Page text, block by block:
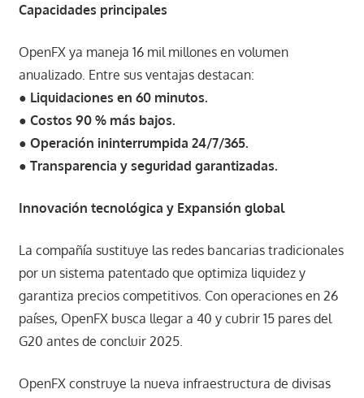
Capacidades principales
OpenFX ya maneja 16 mil millones en volumen
anualizado. Entre sus ventajas destacan:
● Liquidaciones en 60 minutos.
● Costos 90 % más bajos.
● Operación ininterrumpida 24/7/365.
● Transparencia y seguridad garantizadas.
Innovación tecnológica y Expansión global
La compañía sustituye las redes bancarias tradicionales
por un sistema patentado que optimiza liquidez y
garantiza precios competitivos. Con operaciones en 26
países, OpenFX busca llegar a 40 y cubrir 15 pares del
G20 antes de concluir 2025.
OpenFX construye la nueva infraestructura de divisas